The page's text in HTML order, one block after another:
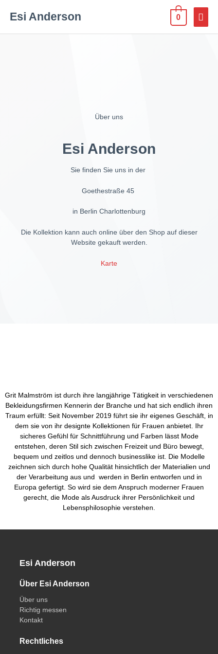
Esi Anderson 0
Über uns
Esi Anderson
Sie finden Sie uns in der
Goethestraße 45
in Berlin Charlottenburg
Die Kollektion kann auch online über den Shop auf dieser
Website gekauft werden.
Karte
Grit Malmström ist durch ihre langjährige Tätigkeit in verschiedenen
Bekleidungsfirmen Kennerin der Branche und hat sich endlich ihren
Traum erfüllt: Seit November 2019 führt sie ihr eigenes Geschäft, in
dem sie von ihr designte Kollektionen für Frauen anbietet. Ihr
sicheres Gefühl für Schnittführung und Farben lässt Mode
entstehen, deren Stil sich zwischen Freizeit und Büro bewegt,
bequem und zeitlos und dennoch businesslike ist. Die Modelle
zeichnen sich durch hohe Qualität hinsichtlich der Materialien und
der Verarbeitung aus und werden in Berlin entworfen und in
Europa gefertigt. So wird sie dem Anspruch moderner Frauen
gerecht, die Mode als Ausdruck ihrer Persönlichkeit und
Lebensphilosophie verstehen.
Esi Anderson
Über Esi Anderson
Über uns
Richtig messen
Kontakt
Rechtliches